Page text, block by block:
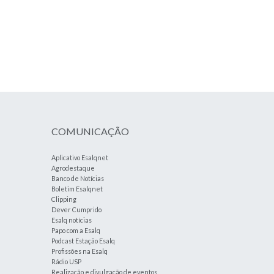
COMUNICAÇÃO
Aplicativo Esalqnet
Agrodestaque
Banco de Notícias
Boletim Esalqnet
Clipping
Dever Cumprido
Esalq notícias
Papo com a Esalq
Podcast Estação Esalq
Profissões na Esalq
Rádio USP
Realização e divulgação de eventos